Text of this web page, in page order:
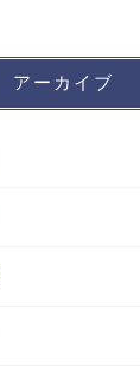
アーカイブ